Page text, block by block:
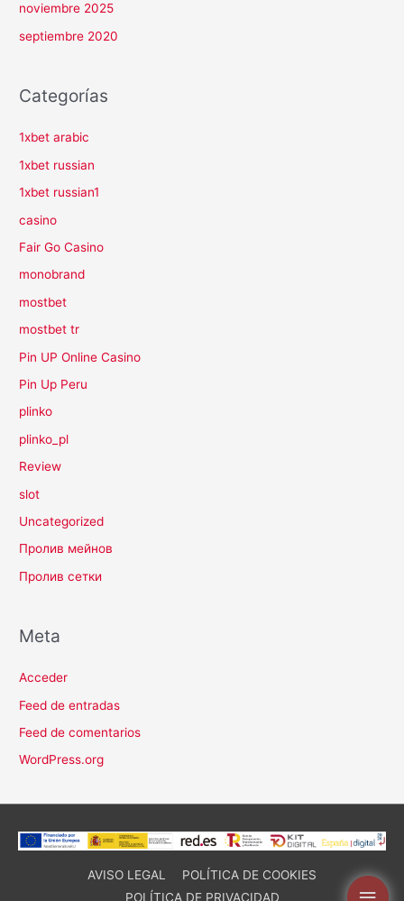
noviembre 2025
septiembre 2020
Categorías
1xbet arabic
1xbet russian
1xbet russian1
casino
Fair Go Casino
monobrand
mostbet
mostbet tr
Pin UP Online Casino
Pin Up Peru
plinko
plinko_pl
Review
slot
Uncategorized
Пролив мейнов
Пролив сетки
Meta
Acceder
Feed de entradas
Feed de comentarios
WordPress.org
AVISO LEGAL
POLÍTICA DE COOKIES
POLÍTICA DE PRIVACIDAD